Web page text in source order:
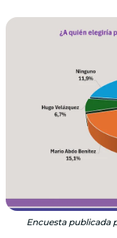
Encuesta publicada